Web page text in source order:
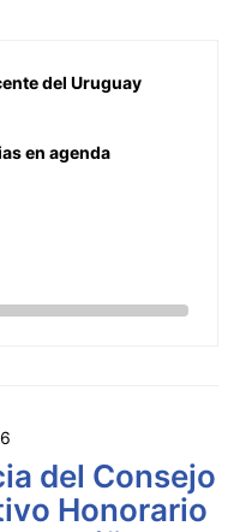
del Uruguay
en agenda
del Consejo
Honorario